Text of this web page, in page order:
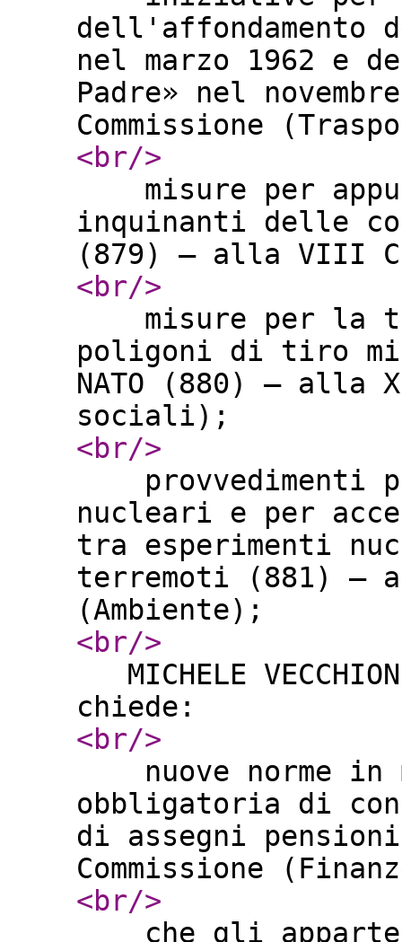
dell'affondamento
nel marzo 1962 e
Padre» nel
Commissione
<br/>
misure per
inquinanti delle
(879) – alla VIII
<br/>
misure per la
poligoni di tiro
NATO (880) – alla
sociali);
<br/>
provvedimenti
nucleari e per
tra esperimenti
terremoti (881) –
(Ambiente);
<br/>
MICHELE
chiede:
<br/>
nuove norme in
obbligatoria di
di assegni
Commissione
<br/>
che gli